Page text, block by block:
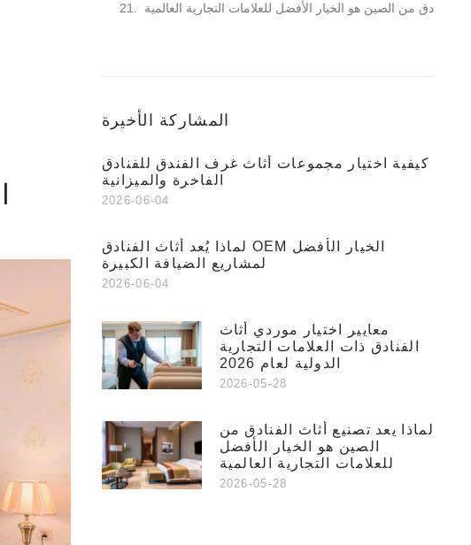
الفنادق من الصين هو الخيار الأفضل للعلامات التجارية العالمية
المشاركة الأخيرة
كيفية اختيار مجموعات أثاث غرف الفندق للفنادق
الفاخرة والميزانية
2026-06-04
لماذا يُعد أثاث الفنادق OEM الخيار الأفضل
لمشاريع الضيافة الكبيرة
2026-06-04
معايير اختيار موردي أثاث
الفنادق ذات العلامات التجارية
الدولية لعام 2026
2026-05-28
لماذا يعد تصنيع أثاث الفنادق من
الصين هو الخيار الأفضل
للعلامات التجارية العالمية
2026-05-28